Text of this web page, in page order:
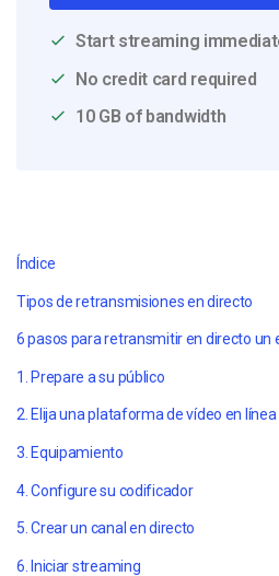
Start streaming
No credit card required
10 GB of bandwidth
Índice
Tipos de retransmisiones en directo
6 pasos para retransmitir en directo un
1. Prepare a su público
2. Elija una plataforma de vídeo en línea
3. Equipamiento
4. Configure su codificador
5. Crear un canal en directo
6. Iniciar streaming